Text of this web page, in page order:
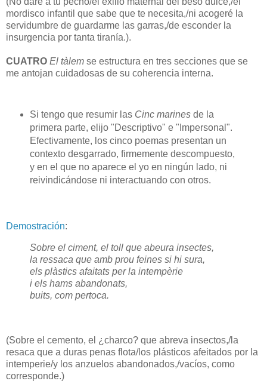
mordisco infantil que sabe que te necesita,/ni acogeré la
servidumbre de guardarme las garras,/de esconder la
insurgencia por tanta tiranía.).
CUATRO El tàlem se estructura en tres secciones que se
me antojan cuidadosas de su coherencia interna.
Si tengo que resumir las Cinc marinesde la
primera parte, elijo "Descriptivo" e "Impersonal".
Efectivamente, los cinco poemas presentan un
contexto desgarrado, firmemente descompuesto,
y en el que no aparece el yo en ningún lado, ni
reivindicándose ni interactuando con otros.
Demostración:
Sobre el ciment, el toll que abeura insectes,
la ressaca que amb prou feines si hi sura,
els plàstics afaitats per la intempèrie
i els hams abandonats,
buits, com pertoca.
(Sobre el cemento, el ¿charco? que abreva insectos,/la
resaca que a duras penas flota/los plásticos afeitados por la
intemperie/y los anzuelos abandonados,/vacíos, como
corresponde.)